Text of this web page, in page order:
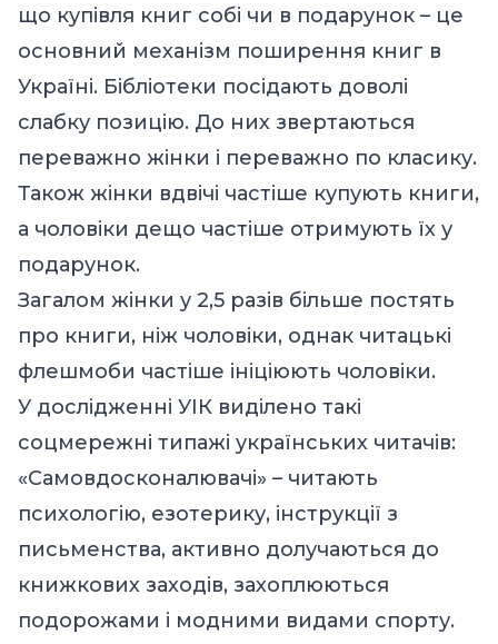
що купівля книг собі чи в подарунок – це
основний механізм поширення книг в
Україні. Бібліотеки посідають доволі
слабку позицію. До них звертаються
переважно жінки і переважно по класику.
Також жінки вдвічі частіше купують книги,
а чоловіки дещо частіше отримують їх у
подарунок.
Загалом жінки у 2,5 разів більше постять
про книги, ніж чоловіки, однак читацькі
флешмоби частіше ініціюють чоловіки.
У дослідженні УІК виділено такі
соцмережні типажі українських читачів:
«Самовдосконалювачі» – читають
психологію, езотерику, інструкції з
письменства, активно долучаються до
книжкових заходів, захоплюються
подорожами і модними видами спорту.